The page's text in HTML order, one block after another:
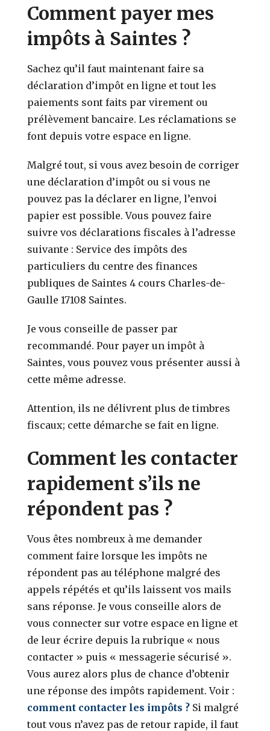
Comment payer mes
impôts à Saintes ?
Sachez qu’il faut maintenant faire sa
déclaration d’impôt en ligne et tout les
paiements sont faits par virement ou
prélèvement bancaire. Les réclamations se
font depuis votre espace en ligne.
Malgré tout, si vous avez besoin de corriger
une déclaration d’impôt ou si vous ne
pouvez pas la déclarer en ligne, l’envoi
papier est possible. Vous pouvez faire
suivre vos déclarations fiscales à l’adresse
suivante : Service des impôts des
particuliers du centre des finances
publiques de Saintes 4 cours Charles-de-
Gaulle 17108 Saintes.
Je vous conseille de passer par
recommandé. Pour payer un impôt à
Saintes, vous pouvez vous présenter aussi à
cette même adresse.
Attention, ils ne délivrent plus de timbres
fiscaux; cette démarche se fait en ligne.
Comment les contacter
rapidement s’ils ne
répondent pas ?
Vous êtes nombreux à me demander
comment faire lorsque les impôts ne
répondent pas au téléphone malgré des
appels répétés et qu’ils laissent vos mails
sans réponse. Je vous conseille alors de
vous connecter sur votre espace en ligne et
de leur écrire depuis la rubrique « nous
contacter » puis « messagerie sécurisé ».
Vous aurez alors plus de chance d’obtenir
une réponse des impôts rapidement. Voir :
comment contacter les impôts ? Si malgré
tout vous n’avez pas de retour rapide, il faut